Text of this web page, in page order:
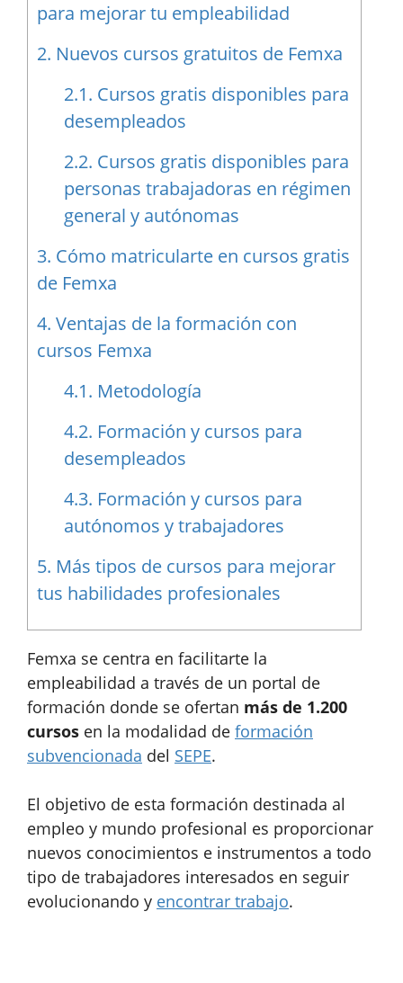
para mejorar tu empleabilidad
2. Nuevos cursos gratuitos de Femxa
2.1. Cursos gratis disponibles para
desempleados
2.2. Cursos gratis disponibles para
personas trabajadoras en régimen
general y autónomas
3. Cómo matricularte en cursos gratis
de Femxa
4. Ventajas de la formación con
cursos Femxa
4.1. Metodología
4.2. Formación y cursos para
desempleados
4.3. Formación y cursos para
autónomos y trabajadores
5. Más tipos de cursos para mejorar
tus habilidades profesionales
Femxa se centra en facilitarte la
empleabilidad a través de un portal de
formación donde se ofertan más de 1.200
cursos en la modalidad de formación
subvencionada del SEPE.
El objetivo de esta formación destinada al
empleo y mundo profesional es proporcionar
nuevos conocimientos e instrumentos a todo
tipo de trabajadores interesados en seguir
evolucionando y encontrar trabajo.